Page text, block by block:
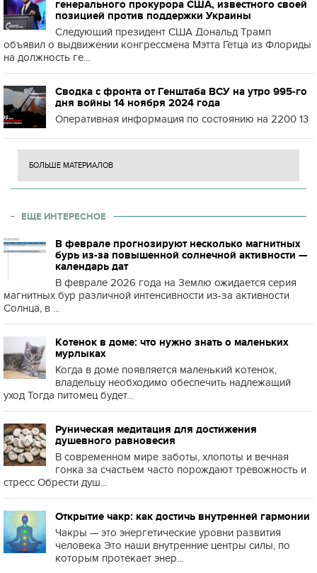
генерального прокурора США, известного своей
позицией против поддержки Украины
Следующий президент США Дональд Трамп
объявил о выдвижении конгрессмена Мэтта Гетца из Флориды
на должность ге...
Сводка с фронта от Генштаба ВСУ на утро 995-го
дня войны 14 ноября 2024 года
Оперативная информация по состоянию на 2200 13
БОЛЬШЕ МАТЕРИАЛОВ
ЕЩЕ ИНТЕРЕСНОЕ
В феврале прогнозируют несколько магнитных
бурь из-за повышенной солнечной активности —
календарь дат
В феврале 2026 года на Землю ожидается серия
магнитных бур различной интенсивности из-за активности
Солнца, в ...
Котенок в доме: что нужно знать о маленьких
мурлыках
Когда в доме появляется маленький котенок,
владельцу необходимо обеспечить надлежащий
уход Тогда питомец будет...
Руническая медитация для достижения
душевного равновесия
В современном мире заботы, хлопоты и вечная
гонка за счастьем часто порождают тревожность и
стресс Обрести душ...
Открытие чакр: как достичь внутренней гармонии
Чакры — это энергетические уровни развития
человека Это наши внутренние центры силы, по
которым протекает энер...